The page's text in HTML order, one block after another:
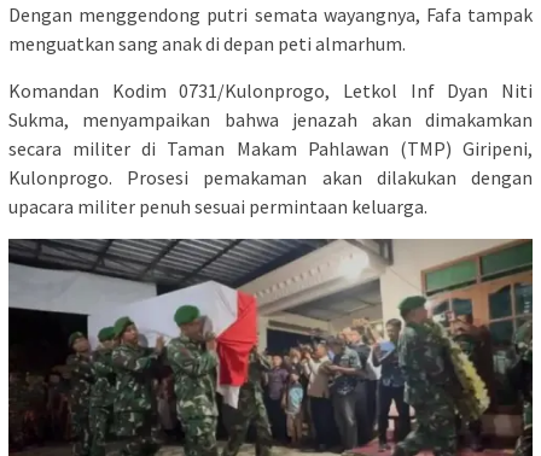
Dengan menggendong putri semata wayangnya, Fafa tampak
menguatkan sang anak di depan peti almarhum.
Komandan Kodim 0731/Kulonprogo, Letkol Inf Dyan Niti
Sukma, menyampaikan bahwa jenazah akan dimakamkan
secara militer di Taman Makam Pahlawan (TMP) Giripeni,
Kulonprogo. Prosesi pemakaman akan dilakukan dengan
upacara militer penuh sesuai permintaan keluarga.